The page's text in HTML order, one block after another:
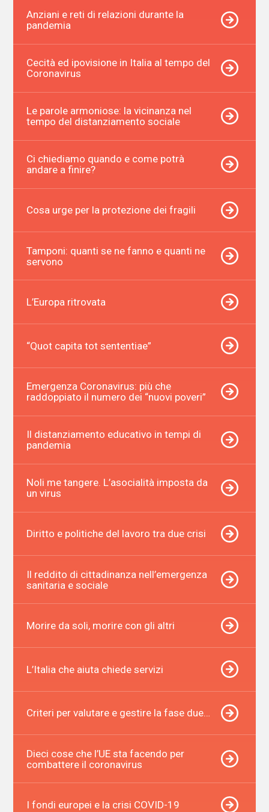
Anziani e reti di relazioni durante la
pandemia
Cecità ed ipovisione in Italia al tempo del
Coronavirus
Le parole armoniose: la vicinanza nel
tempo del distanziamento sociale
Ci chiediamo quando e come potrà
andare a finire?
Cosa urge per la protezione dei fragili
Tamponi: quanti se ne fanno e quanti ne
servono
L’Europa ritrovata
“Quot capita tot sententiae”
Emergenza Coronavirus: più che
raddoppiato il numero dei “nuovi poveri”
Il distanziamento educativo in tempi di
pandemia
Noli me tangere. L’asocialità imposta da
un virus
Diritto e politiche del lavoro tra due crisi
Il reddito di cittadinanza nell’emergenza
sanitaria e sociale
Morire da soli, morire con gli altri
L’Italia che aiuta chiede servizi
Criteri per valutare e gestire la fase due…
Dieci cose che l’UE sta facendo per
combattere il coronavirus
I fondi europei e la crisi COVID-19